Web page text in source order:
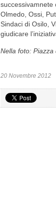
successivamnete
Olmedo, Ossi,
Sindaci di Osilo,
giudicare
Nella foto:
20 Novembre 2012